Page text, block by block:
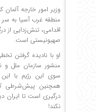
وزیر امور خارجه
منطقه غرب آسیا به
اقدامی، تنش‌زدایی از
صهیونیستی است.
او با نادیده گرفتن
منشور سازمان ملل و
سوی این رژیم با
همچنین پیش‌شرطی
درگیری است تا ایران
نکند!